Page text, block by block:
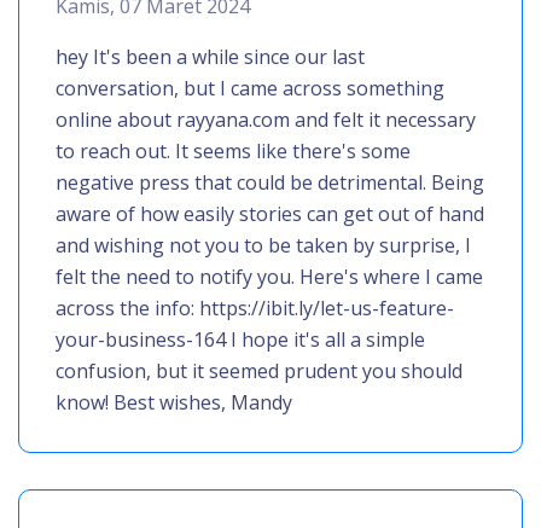
Kamis, 07 Maret 2024
hey It's been a while since our last
conversation, but I came across something
online about rayyana.com and felt it necessary
to reach out. It seems like there's some
negative press that could be detrimental. Being
aware of how easily stories can get out of hand
and wishing not you to be taken by surprise, I
felt the need to notify you. Here's where I came
across the info: https://ibit.ly/let-us-feature-
your-business-164 I hope it's all a simple
confusion, but it seemed prudent you should
know! Best wishes, Mandy